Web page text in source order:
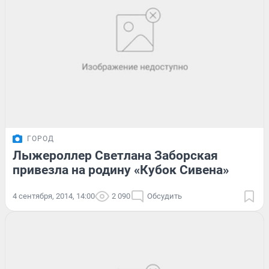
ГОРОД
Лыжероллер Светлана Заборская
привезла на родину «Кубок Сивена»
4 сентября, 2014, 14:00 2 090 Обсудить